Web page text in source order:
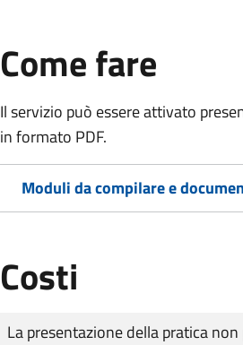
Come fare
Il servizio può essere attivato
in formato PDF.
Moduli da compilare e
Costi
Tipo di pagamento
Importo
La presentazione della pratica